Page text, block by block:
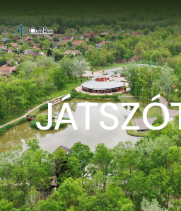
Skip
to
content